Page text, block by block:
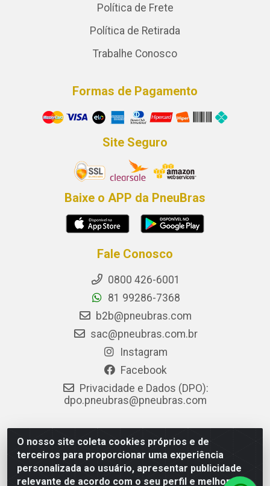
O nosso site coleta cookies próprios e de
terceiros para proporcionar uma experiência
personalizada ao usuário, apresentar publicidade
relevante de acordo com o seu perfil e melhorar a
Política de Frete
Política de Retirada
Trabalhe Conosco
Formas de Pagamento
Site Seguro
Baixe o APP da PneuBras
Fale Conosco
0800 426-6001
81 99286-7368
b2b@pneubras.com
sac@pneubras.com.br
Instagram
Facebook
Privacidade e Dados (DPO):
dpo.pneubras@pneubras.com
PneuBras - Rodovia BR-101, KM 82 - Prazeres, Jaboatão dos
Guararapes/PE - CEP 54.335-000 - CNPJ 08.678.386/0001-05
- Pneubras Comércio de Pneus Ltda